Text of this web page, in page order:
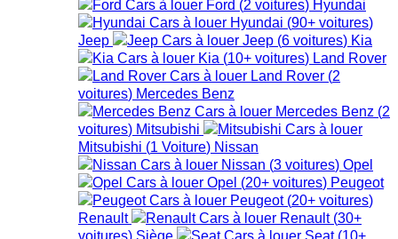
Ford (2 voitures) Hyundai
Hyundai (90+ voitures)
Jeep
Jeep (6 voitures) Kia
Kia (10+ voitures) Land Rover
Land Rover (2
voitures) Mercedes Benz
Mercedes Benz (2
voitures) Mitsubishi
Mitsubishi (1 Voiture) Nissan
Nissan (3 voitures) Opel
Opel (20+ voitures) Peugeot
Peugeot (20+ voitures)
Renault
Renault (30+
voitures) Siège Seat (10+